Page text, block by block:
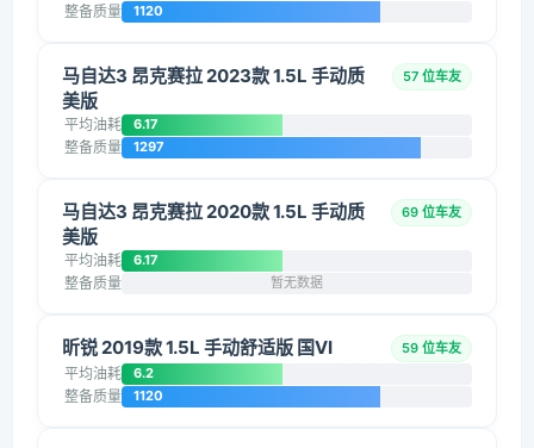
整备质量 1120
马自达3 昂克赛拉 2023款 1.5L 手动质
美版
57 位车友
平均油耗 6.17
整备质量 1297
马自达3 昂克赛拉 2020款 1.5L 手动质
美版
69 位车友
平均油耗 6.17
整备质量 暂无数据
昕锐 2019款 1.5L 手动舒适版 国VI 59 位车友
平均油耗 6.2
整备质量 1120